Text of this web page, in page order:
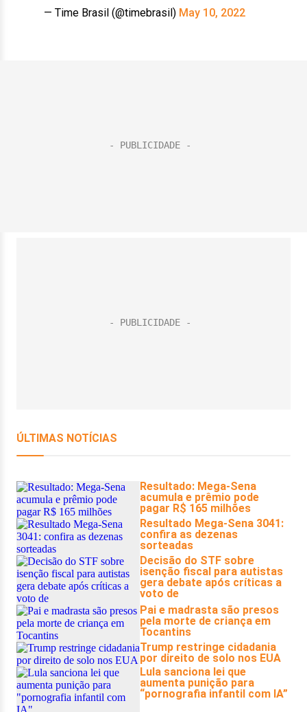
— Time Brasil (@timebrasil) May 10, 2022